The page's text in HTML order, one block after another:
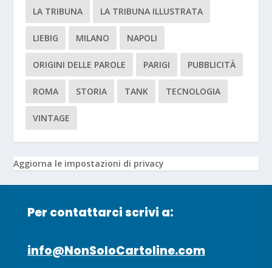
LA TRIBUNA LA TRIBUNA ILLUSTRATA
LIEBIG MILANO NAPOLI
ORIGINI DELLE PAROLE PARIGI PUBBLICITÀ
ROMA STORIA TANK TECNOLOGIA
VINTAGE
Aggiorna le impostazioni di privacy
Per contattarci scrivi a:
info@NonSoloCartoline.com